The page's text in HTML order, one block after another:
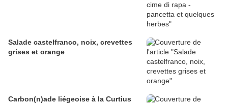
Salade castelfranco, noix, crevettes
grises et orange
Carbon(n)ade liégeoise à la Curtius